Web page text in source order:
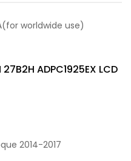
worldwide use)
ADPC1925EX LCD